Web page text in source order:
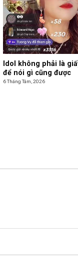
Idol không phải là
để nói gì cũng được
6 Tháng Tám, 2026